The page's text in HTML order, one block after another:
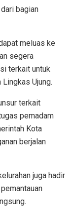
bagian
meluas ke
segera
terkait untuk
Lingkas Ujung.
terkait
pemadam
Kota
berjalan
juga hadir